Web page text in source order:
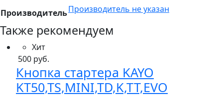
ПроизводительПроизводитель не указан
Также рекомендуем
Хит
500 руб.
Кнопка стартера KAYO
KT50,TS,MINI,TD,K,TT,EVO